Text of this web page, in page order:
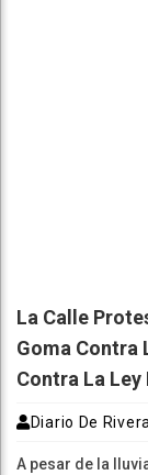
La Calle
Goma Contra
Contra La
Diario De
A pesar de la